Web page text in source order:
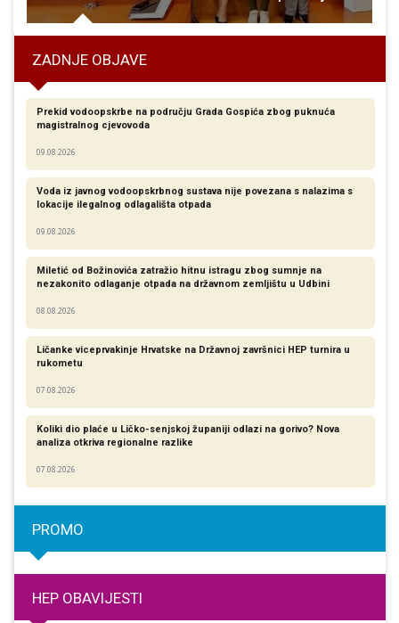
ZADNJE OBJAVE
Prekid vodoopskrbe na području Grada Gospića zbog puknuća
magistralnog cjevovoda
09.08.2026
Voda iz javnog vodoopskrbnog sustava nije povezana s nalazima s
lokacije ilegalnog odlagališta otpada
09.08.2026
Miletić od Božinovića zatražio hitnu istragu zbog sumnje na
nezakonito odlaganje otpada na državnom zemljištu u Udbini
08.08.2026
Ličanke viceprvakinje Hrvatske na Državnoj završnici HEP turnira u
rukometu
07.08.2026
Koliki dio plaće u Ličko-senjskoj županiji odlazi na gorivo? Nova
analiza otkriva regionalne razlike​
07.08.2026
PROMO
HEP OBAVIJESTI